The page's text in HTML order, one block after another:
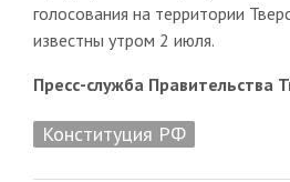
голосования на территории
известны утром 2 июля.
Пресс-служба Правительства
Конституция РФ